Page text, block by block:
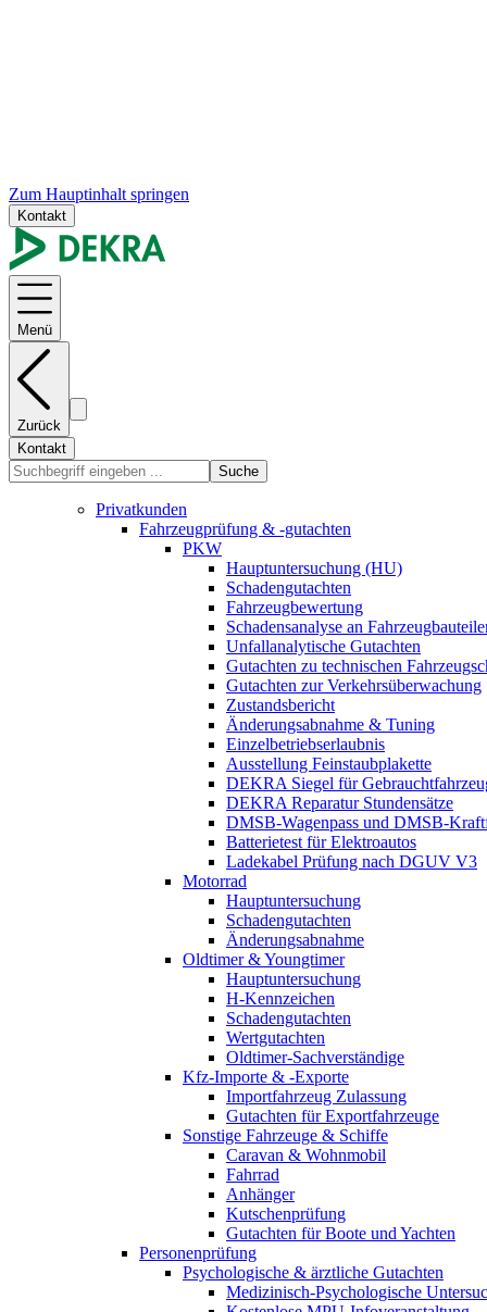
Zum Hauptinhalt springen
Kontakt
Menü
Zurück
Kontakt
Suche
Privatkunden
Fahrzeugprüfung & -gutachten
PKW
Hauptuntersuchung (HU)
Schadengutachten
Fahrzeugbewertung
Schadensanalyse an
Unfallanalytische Gutachten
Gutachten zu technischen
Gutachten zur Verkehrsüberwachung
Zustandsbericht
Änderungsabnahme & Tuning
Einzelbetriebserlaubnis
Ausstellung Feinstaubplakette
DEKRA Siegel für
DEKRA Reparatur Stundensätze
DMSB-Wagenpass und DMSB-
Batterietest für Elektroautos
Ladekabel Prüfung nach DGUV V3
Motorrad
Hauptuntersuchung
Schadengutachten
Änderungsabnahme
Oldtimer & Youngtimer
Hauptuntersuchung
H-Kennzeichen
Schadengutachten
Wertgutachten
Oldtimer-Sachverständige
Kfz-Importe & -Exporte
Importfahrzeug Zulassung
Gutachten für Exportfahrzeuge
Sonstige Fahrzeuge & Schiffe
Caravan & Wohnmobil
Fahrrad
Anhänger
Kutschenprüfung
Gutachten für Boote und Yachten
Personenprüfung
Psychologische & ärztliche Gutachten
Medizinisch-Psychologische